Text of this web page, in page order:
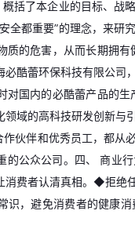
括了本企业的目标、
全都重要”的理念，来
质的危害，从而长期拥
必酷蕾环保科技有限公司
对国内的必酷蕾产品的
域的高科技研发创新
伙伴和优秀员工，都从
的公众公司。四、 商业
费者认清真相。◆拒绝
识，避免消费者的健康